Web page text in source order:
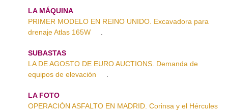
LA MÁQUINA
PRIMER MODELO EN REINO UNIDO. Excavadora para
drenaje Atlas 165W
SUBASTAS
LA DE AGOSTO DE EURO AUCTIONS. Demanda de
equipos de elevación
LA FOTO
OPERACIÓN ASFALTO EN MADRID. Corinsa y el Hércules